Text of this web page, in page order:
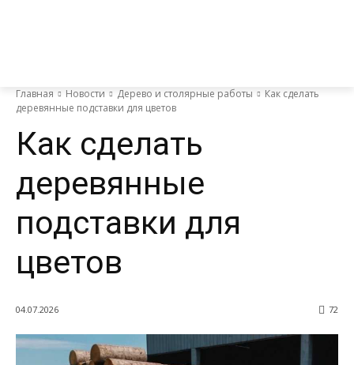
Главная Новости Дерево и столярные работы
Как сделать
деревянные подставки для цветов
Как сделать
деревянные
подставки для
цветов
04.07.2026 72